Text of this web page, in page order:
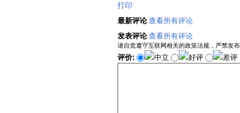
打印
最新评论 查看所有评论
发表评论 查看所有评论
请自觉遵守互联网相关的政策法规，严禁发
评价: 中立 好评 差评